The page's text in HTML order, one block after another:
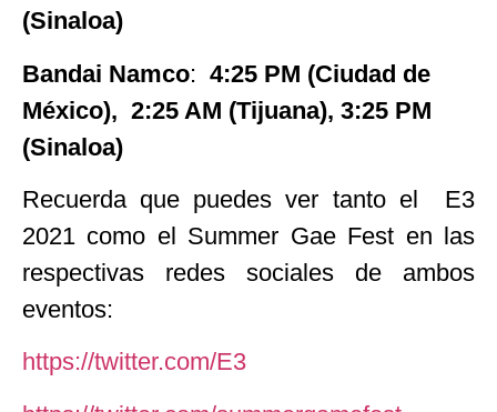
(Sinaloa)
Bandai Namco: 4:25 PM (Ciudad de
México), 2:25 AM (Tijuana), 3:25 PM
(Sinaloa)
Recuerda que puedes ver tanto el E3
2021 como el Summer Gae Fest en las
respectivas redes sociales de ambos
eventos:
https://twitter.com/E3